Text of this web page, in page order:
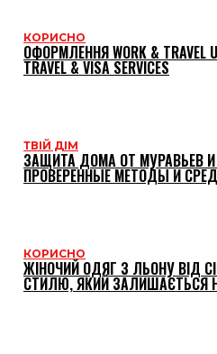
КОРИСНО
ОФОРМЛЕННЯ WORK &
TRAVEL & VISA SERVICES
ТВІЙ ДІМ
ЗАЩИТА ДОМА ОТ МУРАВЬЕВ
ПРОВЕРЕННЫЕ МЕТОДЫ И
КОРИСНО
ЖІНОЧИЙ ОДЯГ З ЛЬОНУ ВІД
СТИЛЮ, ЯКИЙ ЗАЛИШАЄТЬСЯ